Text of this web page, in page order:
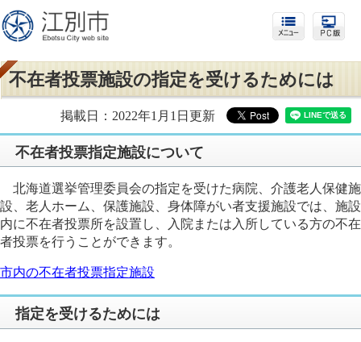
不在者投票施設の指定を受けるためには
掲載日：2022年1月1日更新
不在者投票指定施設について
北海道選挙管理委員会の指定を受けた病院、介護老人保健施
設、老人ホーム、保護施設、身体障がい者支援施設では、施設
内に不在者投票所を設置し、入院または入所している方の不在
者投票を行うことができます。
市内の不在者投票指定施設
指定を受けるためには